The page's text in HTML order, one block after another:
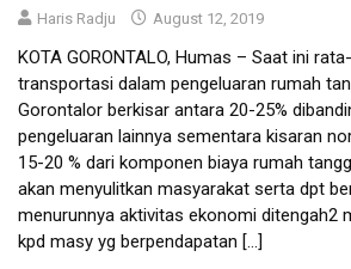
Haris Radju August 12, 2019
KOTA GORONTALO, Humas – Saat ini
transportasi dalam pengeluaran rumah
Gorontalor berkisar antara 20-25%
pengeluaran lainnya sementara kisaran
15-20 % dari komponen biaya rumah
akan menyulitkan masyarakat serta dpt
menurunnya aktivitas ekonomi ditengah2
kpd masy yg berpendapatan […]